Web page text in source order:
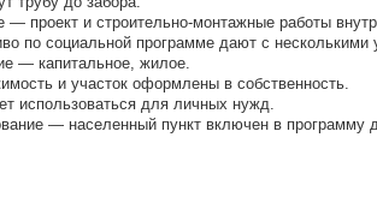
— проект и строительно-монтажные работы
по социальной программе дают с несколькими
— капитальное, жилое.
и участок оформлены в собственность.
использоваться для личных нужд.
— населенный пункт включен в программу